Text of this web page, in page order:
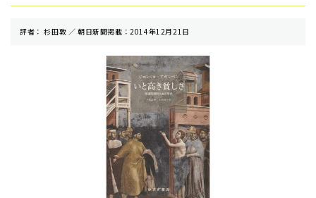
評者： 杉田敦 ／ 朝⽇新聞掲載：2014年12月21日